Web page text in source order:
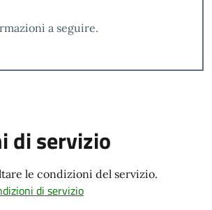
a seguire.
di servizio
le condizioni del servizio.
di servizio